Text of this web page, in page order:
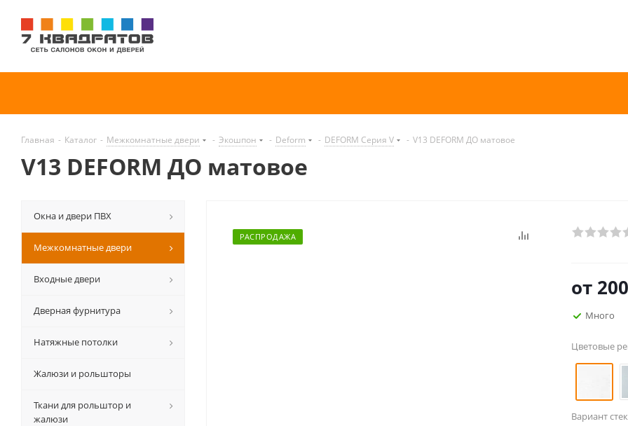
Главная - Каталог - Межкомнатные двери - Экошпон - Deform - DEFORM Серия V - V13 DEFORM ДО матовое
V13 DEFORM ДО матовое
РАСПРОДАЖА
от
Много
Цветовые
Вариант
Окна и двери ПВХ
Межкомнатные двери
Входные двери
Дверная фурнитура
Натяжные потолки
Жалюзи и рольшторы
Ткани для рольштор и
жалюзи